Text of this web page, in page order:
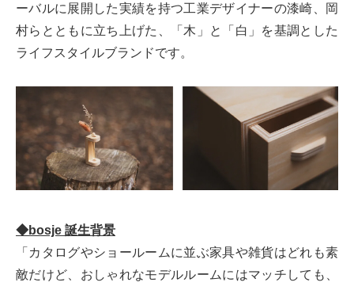
ーバルに展開した実績を持つ工業デザイナーの漆崎、岡
村らとともに立ち上げた、「木」と「白」を基調とした
ライフスタイルブランドです。
◆bosje 誕生背景
「カタログやショールームに並ぶ家具や雑貨はどれも素
敵だけど、おしゃれなモデルルームにはマッチしても、